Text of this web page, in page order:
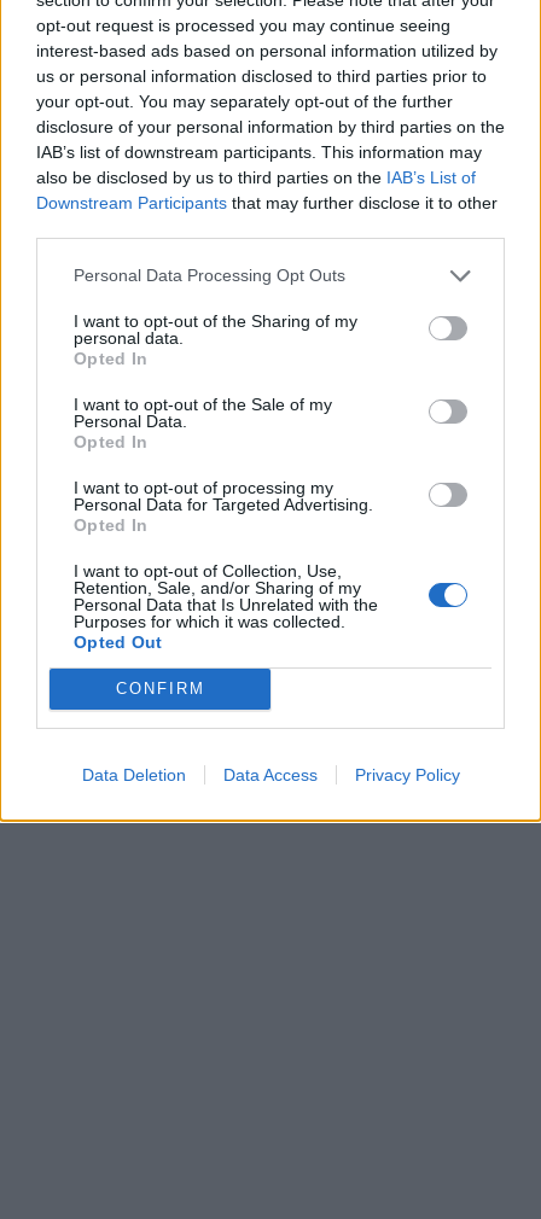
opt-out request is processed you may continue seeing
interest-based ads based on personal information utilized by
us or personal information disclosed to third parties prior to
your opt-out. You may separately opt-out of the further
disclosure of your personal information by third parties on the
IAB’s list of downstream participants. This information may
also be disclosed by us to third parties on the IAB’s List of
Downstream Participants that may further disclose it to other
Personal Data Processing Opt Outs
I want to opt-out of the Sharing of my
personal data.
Opted In
I want to opt-out of the Sale of my
Personal Data.
Opted In
I want to opt-out of processing my
Personal Data for Targeted Advertising.
Opted In
I want to opt-out of Collection, Use,
Retention, Sale, and/or Sharing of my
Personal Data that Is Unrelated with the
Purposes for which it was collected.
Opted Out
CONFIRM
Data Deletion Data Access Privacy Policy
In evidenza